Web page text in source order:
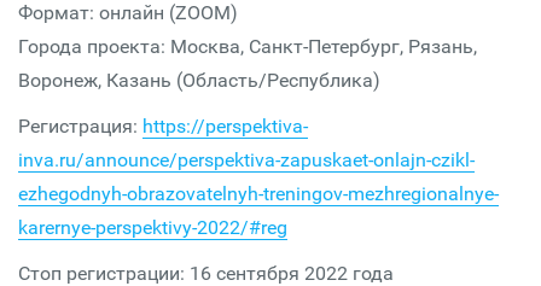
Формат: онлайн (ZOOM)
Города проекта: Москва, Санкт-Петербург, Рязань,
Воронеж, Казань (Область/Республика)
Регистрация: https://perspektiva-
inva.ru/announce/perspektiva-zapuskaet-onlajn-czikl-
ezhegodnyh-obrazovatelnyh-treningov-mezhregionalnye-
karernye-perspektivy-2022/#reg
Стоп регистрации: 16 сентября 2022 года